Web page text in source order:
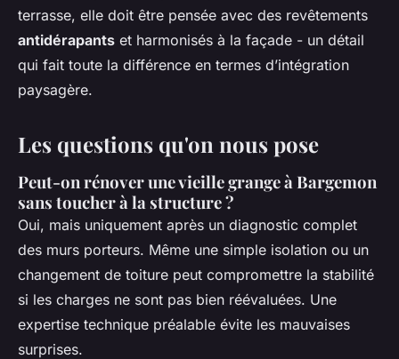
terrasse, elle doit être pensée avec des revêtements
antidérapants et harmonisés à la façade - un détail
qui fait toute la différence en termes d’intégration
paysagère.
Les questions qu'on nous pose
Peut-on rénover une vieille grange à Bargemon
sans toucher à la structure ?
Oui, mais uniquement après un diagnostic complet
des murs porteurs. Même une simple isolation ou un
changement de toiture peut compromettre la stabilité
si les charges ne sont pas bien réévaluées. Une
expertise technique préalable évite les mauvaises
surprises.